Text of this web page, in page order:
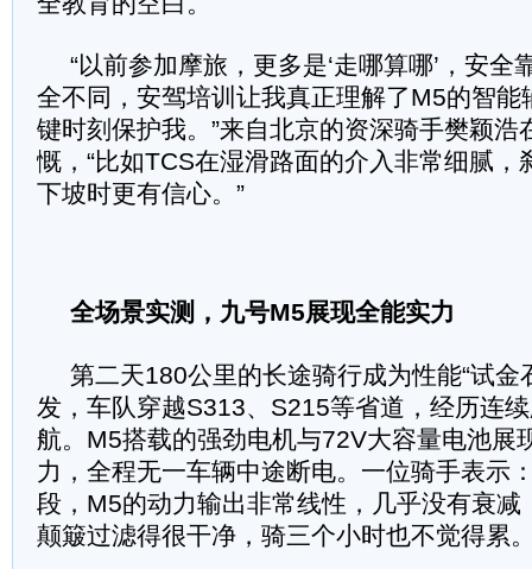
“以前参加摩旅，更多是‘走哪算哪’，安全
全不同，安驾培训让我真正理解了M5的智能
键时刻保护我。”来自北京的资深骑手樊颖浩
慨，“比如TCS在湿滑路面的介入非常细腻，
下坡时更有信心。”
全场景实测，九号M5展现全能实力
第二天180公里的长途骑行成为性能“试金
发，车队穿越S313、S215等省道，经历连
航。M5搭载的强劲电机与72V大容量电池展
力，全程无一车辆中途断电。一位骑手表示
段，M5的动力输出非常线性，几乎没有衰减
颠簸过滤得很干净，骑三个小时也不觉得累